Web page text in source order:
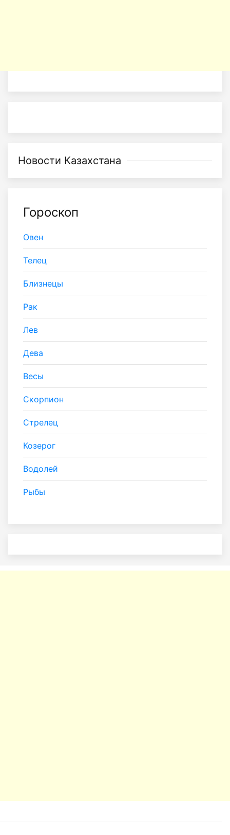
Новости Казахстана
Гороскоп
Овен
Телец
Близнецы
Рак
Лев
Дева
Весы
Скорпион
Стрелец
Козерог
Водолей
Рыбы